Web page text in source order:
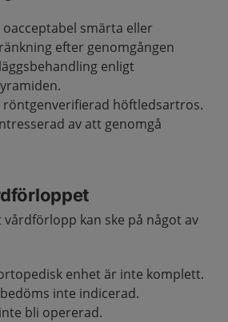
smärta eller
efter genomgången
enligt
röntgenverifierad höftledsartros.
av att genomgå
kan ske på något av
enhet är inte komplett.
inte indicerad.
bli opererad.